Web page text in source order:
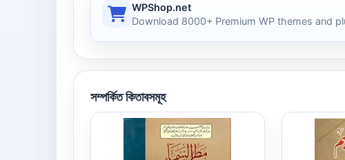
WPShop.net
Download 8000+ Premium WP themes and
সম্পর্কিত কিতাবসমূহ